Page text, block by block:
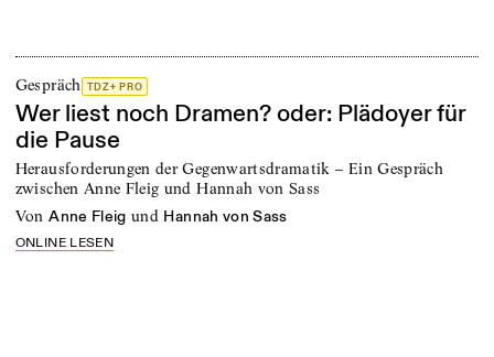
Gespräch TDZ+ PRO
Wer liest noch Dramen? oder: Plädoyer für
die Pause
Herausforderungen der Gegenwartsdramatik – Ein Gespräch
zwischen Anne Fleig und Hannah von Sass
von Anne Fleig und Hannah von Sass
ONLINE LESEN